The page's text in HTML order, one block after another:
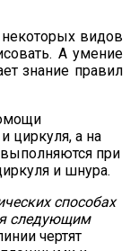
видов
А умение
знание правил
циркуля, а на
выполняются при
и шнура.
способах
следующим
чертят